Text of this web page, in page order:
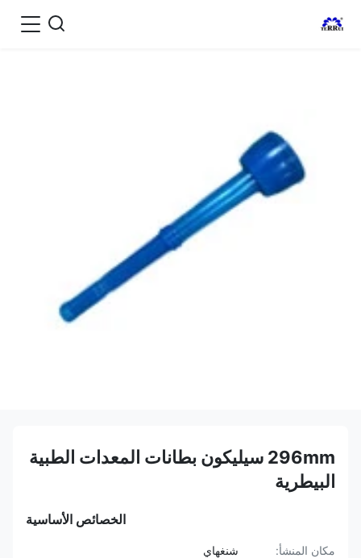
296mm سيليكون بطانات المعدات الطبية
البيطرية
الخصائص الأساسية
مكان المنشأ:
شنغهاي